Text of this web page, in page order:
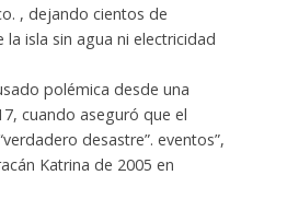
, dejando cientos de
isla sin agua ni electricidad
polémica desde una
cuando aseguró que el
desastre”. eventos”,
Katrina de 2005 en